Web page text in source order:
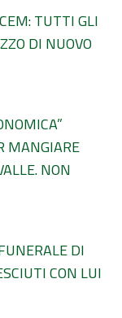
TUTTI GLI
DI NUOVO
MANGIARE
NON
DI
CON LUI